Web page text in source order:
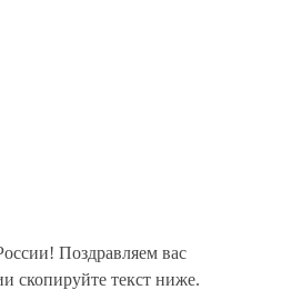
Поздравляем вас
скопируйте текст ниже.